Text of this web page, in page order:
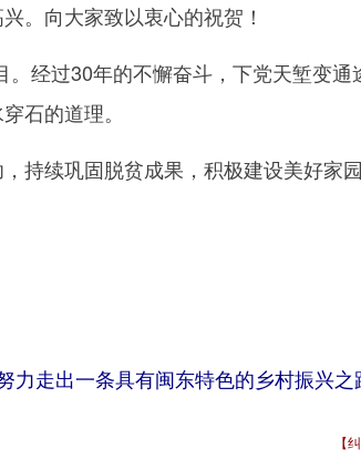
。向大家致以衷心的祝贺！
经过30年的不懈奋斗，下党天堑变通
石的道理。
续巩固脱贫成果，积极建设美好家
力走出一条具有闽东特色的乡村振兴之
【